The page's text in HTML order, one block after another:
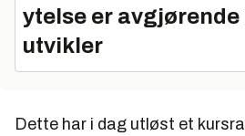
ytelse er avgjørende
utvikler
Dette har i dag utløst et